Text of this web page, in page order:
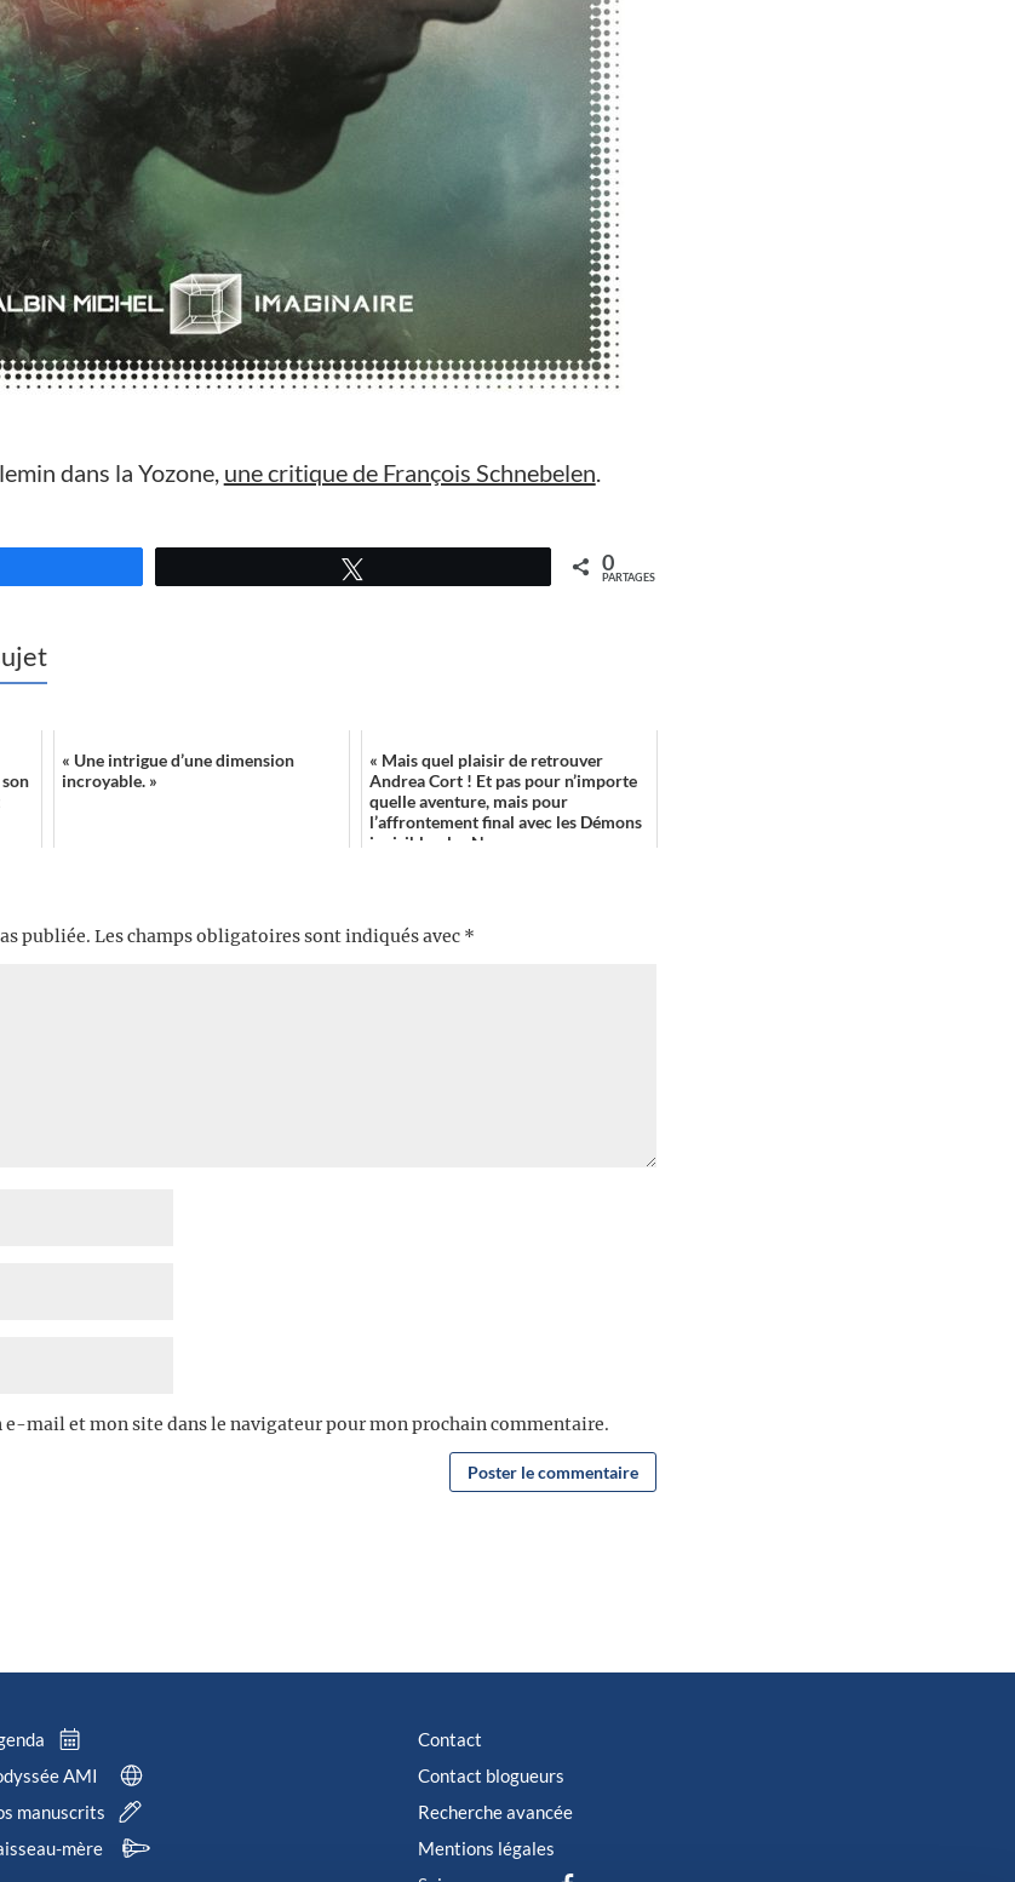
dans la Yozone, une critique de François Schnebelen.
0
PARTAGES
« Une intrigue d’une dimension
incroyable. »
« Mais quel plaisir de retrouver
Andrea Cort ! Et pas pour n’importe
quelle aventure, mais pour
l’affrontement final avec les Démons
invisibles, les N...
publiée. Les champs obligatoires sont indiqués avec *
mail et mon site dans le navigateur pour mon prochain commentaire.
AMI
manuscrits
mère
Contact
Contact blogueurs
Recherche avancée
Mentions légales